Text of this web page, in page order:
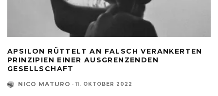
APSILON RÜTTELT AN FALSCH VERANKERTEN
PRINZIPIEN EINER AUSGRENZENDEN
GESELLSCHAFT
NICO MATURO · 11. OKTOBER 2022